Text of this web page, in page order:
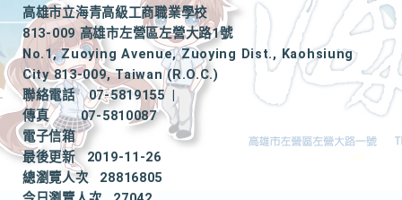
高雄市立海青高級工商職業學校
813-009 高雄市左營區左營大路1號
No.1, Zuoying Avenue, Zuoying Dist., Kaohsiung
City 813-009, Taiwan (R.O.C.)
聯絡電話
07-5819155
|
傳真
07-5810087
電子信箱
最後更新
2019-11-26
總瀏覽人次
28816805